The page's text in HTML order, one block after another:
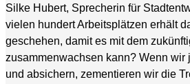
Silke Hubert, Sprecherin für
vielen hundert Arbeitsplätzen erhält
geschehen, damit es mit dem
zusammenwachsen kann? Wenn
und absichern, zementieren wir die